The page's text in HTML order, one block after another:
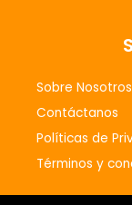
Sobre Nosotros
Contáctanos
Políticas de
Términos y